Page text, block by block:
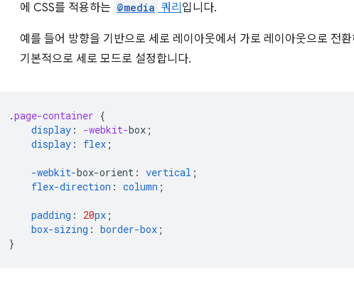
에 CSS를 적용하는 @media 쿼리 입니다.
예를 들어 방향을 기반으로 세로 레이아웃에서 가로 레이아웃으로 전
기본적으로 세로 모드로 설정합니다.
.page-container {
display : -webkit-box ;
display : flex ;
-webkit-box-orient : vertical ;
flex-direction : column ;
padding : 20px ;
box-sizing : border-box ;
}